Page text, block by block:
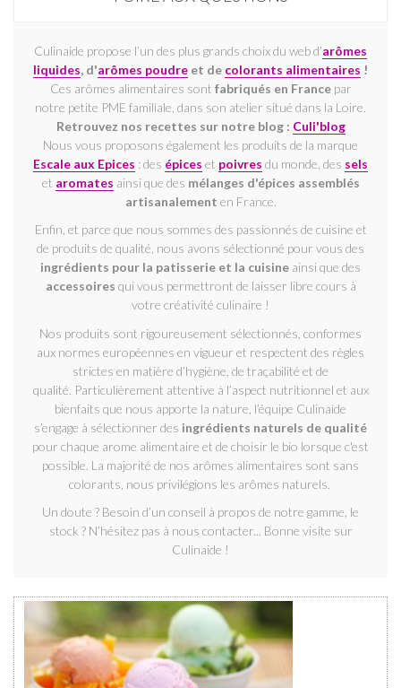
Culinaide propose l’un des plus grands choix du web d’arômes
liquides, d'arômes poudre et de colorants alimentaires !
Ces arômes alimentaires sont fabriqués en France par
notre petite PME familiale, dans son atelier situé dans la Loire.
Retrouvez nos recettes sur notre blog : Culi'blog
Nous vous proposons également les produits de la marque
Escale aux Epices : des épices et poivres du monde, des sels
et aromates ainsi que des mélanges d'épices assemblés
artisanalement en France.
Enfin, et parce que nous sommes des passionnés de cuisine et
de produits de qualité, nous avons sélectionné pour vous des
ingrédients pour la patisserie et la cuisine ainsi que des
accessoires qui vous permettront de laisser libre cours à
votre créativité culinaire !
Nos produits sont rigoureusement sélectionnés, conformes
aux normes européennes en vigueur et respectent des règles
strictes en matière d’hygiène, de traçabilité et de
qualité. Particulièrement attentive à l’aspect nutritionnel et aux
bienfaits que nous apporte la nature, l’équipe Culinaide
s’engage à sélectionner des ingrédients naturels de qualité
pour chaque arome alimentaire et de choisir le bio lorsque c'est
possible. La majorité de nos arômes alimentaires sont sans
colorants, nous privilégions les arômes naturels.
Un doute ? Besoin d’un conseil à propos de notre gamme, le
stock ? N’hésitez pas à nous contacter... Bonne visite sur
Culinaide !